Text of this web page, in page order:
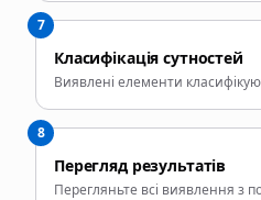
7
Класифікація сутностей
Виявлені елементи
8
Перегляд результатів
Перегляньте всі виявлення з